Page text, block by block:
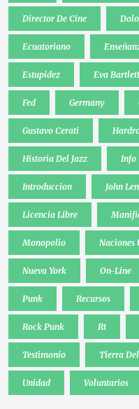
Director De Cine
Ecuatoriano
Estupidez Eva Bartlett
Fed Germany
Gustavo Cerati
Historia Del Jazz Info
Introduccion John
Licencia Libre
Monopolio Naciones
Nueva York On-Line
Punk Recursos
Rock Punk Rt
Testimonio Tierra
Unidad Voluntarios